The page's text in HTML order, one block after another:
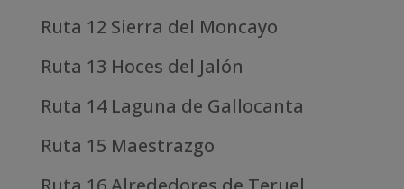
Ruta 12 Sierra del Moncayo
Ruta 13 Hoces del Jalón
Ruta 14 Laguna de Gallocanta
Ruta 15 Maestrazgo